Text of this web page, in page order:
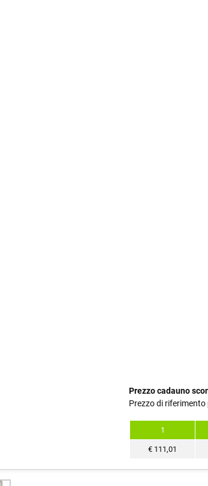
Prezzo cadauno
Prezzo di
1
€ 111,01